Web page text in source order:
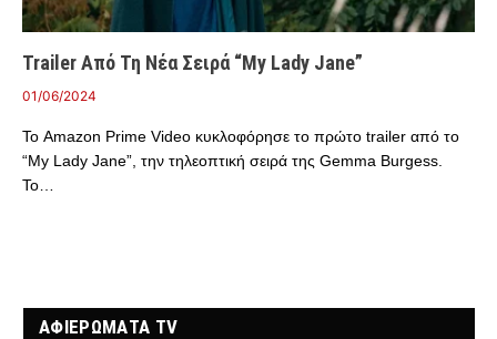
Trailer Από Τη Νέα Σειρά “My Lady Jane”
01/06/2024
Το Amazon Prime Video κυκλοφόρησε το πρώτο trailer από το
“My Lady Jane”, την τηλεοπτική σειρά της Gemma Burgess.
Το…
ΑΦΙΕΡΩΜΑΤΑ TV